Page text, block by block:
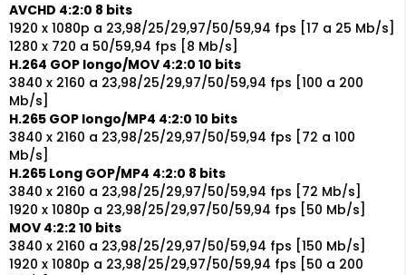
AVCHD 4:2:0 8 bits
1920 x 1080p a 23,98/25/29,97/50/59,94 fps [17 a 25 Mb/s]
1280 x 720 a 50/59,94 fps [8 Mb/s]
H.264 GOP longo/MOV 4:2:0 10 bits
3840 x 2160 a 23,98/25/29,97/50/59,94 fps [100 a 200
Mb/s]
H.265 GOP longo/MP4 4:2:0 10 bits
3840 x 2160 a 23,98/25/29,97/50/59,94 fps [72 a 100
Mb/s]
H.265 Long GOP/MP4 4:2:0 8 bits
3840 x 2160 a 23,98/25/29,97/50/59,94 fps [72 Mb/s]
1920 x 1080p a 23,98/25/29,97/50/59,94 fps [50 Mb/s]
MOV 4:2:2 10 bits
3840 x 2160 a 23,98/25/29,97/50/59,94 fps [150 Mb/s]
1920 x 1080p a 23,98/25/29,97/50/59,94 fps [50 a 200